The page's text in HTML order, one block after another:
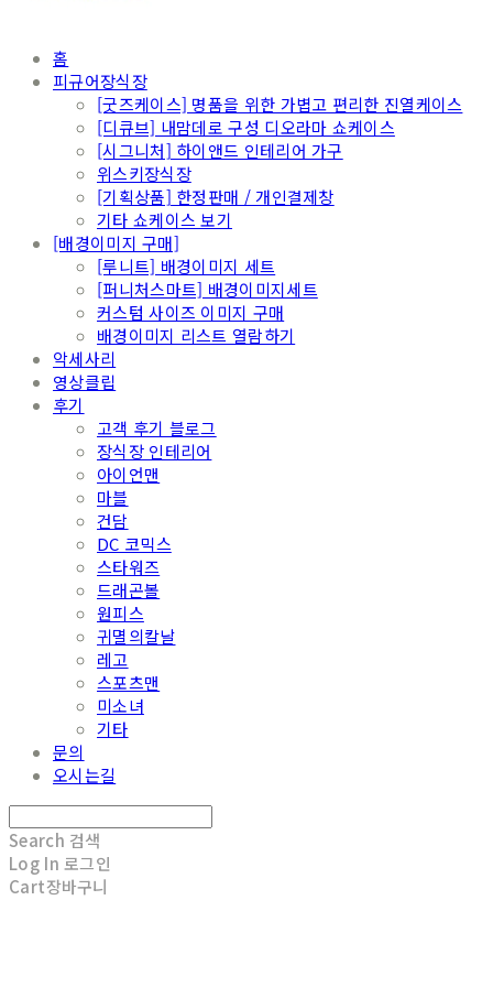
홈
피규어장식장
[굿즈케이스] 명품을 위한 가볍고 편리한 진열케이스
[디큐브] 내맘데로 구성 디오라마 쇼케이스
[시그니처] 하이앤드 인테리어 가구
위스키장식장
[기획상품] 한정판매 / 개인결제창
기타 쇼케이스 보기
[배경이미지 구매]
[루니트] 배경이미지 세트
[퍼니처스마트] 배경이미지세트
커스텀 사이즈 이미지 구매
배경이미지 리스트 열람하기
악세사리
영상클립
후기
고객 후기 블로그
장식장 인테리어
아이언맨
마블
건담
DC 코믹스
스타워즈
드래곤볼
원피스
귀멸의칼날
레고
스포츠맨
미소녀
기타
문의
오시는길
Search 검색
Log In 로그인
Cart장바구니